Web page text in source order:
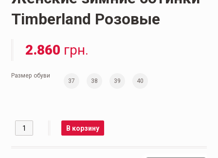
Timberland Розовые
2.860 грн.
Размер обуви
37 38 39 40
Количество В корзину